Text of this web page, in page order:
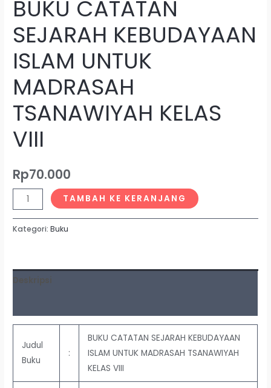
BUKU CATATAN
SEJARAH KEBUDAYAAN
ISLAM UNTUK
MADRASAH
TSANAWIYAH KELAS
VIII
Rp70.000
TAMBAH KE KERANJANG
Kategori:Buku
Deskripsi
Judul
Buku
:
BUKU CATATAN SEJARAH KEBUDAYAAN
ISLAM UNTUK MADRASAH TSANAWIYAH
KELAS VIII